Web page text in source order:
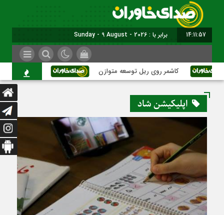
14:11:58 برابر با : Sunday - 9 August - 2026
کاشمر روی ریل توسعه متوازن کاشمر؛ عبور از
اپلیکیشن شاد